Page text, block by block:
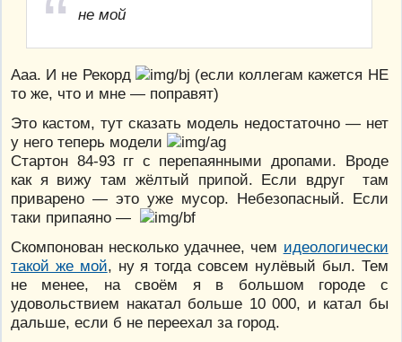
не мой
Ааа. И не Рекорд
(если коллегам кажется НЕ
то же, что и мне — поправят)
Это кастом, тут сказать модель недостаточно — нет
у него теперь модели
Стартон 84-93 гг с перепаянными дропами. Вроде
как я вижу там жёлтый припой. Если вдруг там
приварено — это уже мусор. Небезопасный. Если
таки припаяно —
Скомпонован несколько удачнее, чем идеологически
такой же мой, ну я тогда совсем нулёвый был. Тем
не менее, на своём я в большом городе с
удовольствием накатал больше 10 000, и катал бы
дальше, если б не переехал за город.